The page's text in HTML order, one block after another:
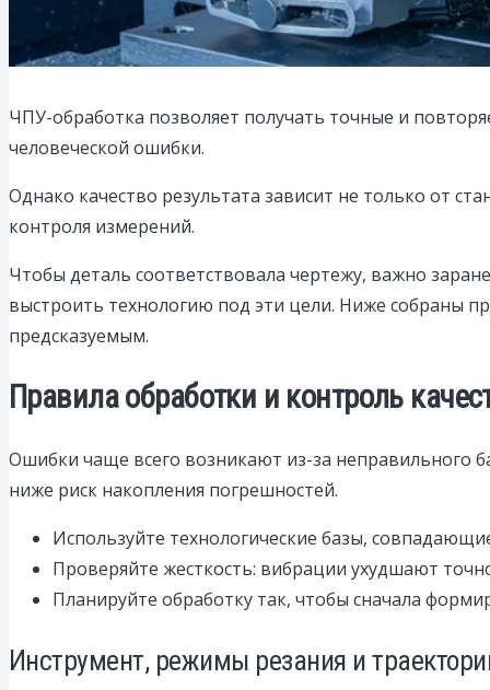
ЧПУ-обработка позволяет получать точные и
человеческой ошибки.
Однако качество результата зависит не только от
контроля измерений.
Чтобы деталь соответствовала чертежу, важно
выстроить технологию под эти цели. Ниже собраны
предсказуемым.
Правила обработки и контроль
Ошибки чаще всего возникают из-за неправильного
ниже риск накопления погрешностей.
Используйте технологические базы,
Проверяйте жесткость: вибрации ухудшают
Планируйте обработку так, чтобы сначала
Инструмент, режимы резания и